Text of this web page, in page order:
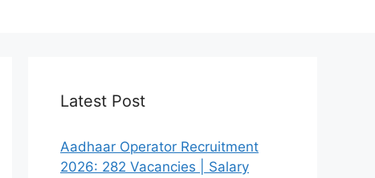
Latest Post
Aadhaar Operator Recruitment
2026: 282 Vacancies | Salary